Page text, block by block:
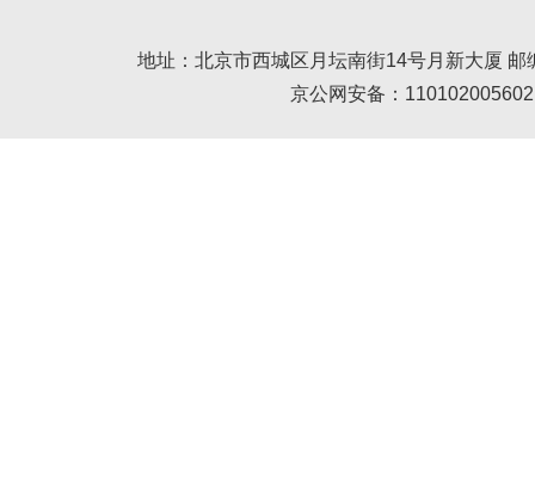
地址：北京市西城区月坛南街14号月新大厦
京公网安备：